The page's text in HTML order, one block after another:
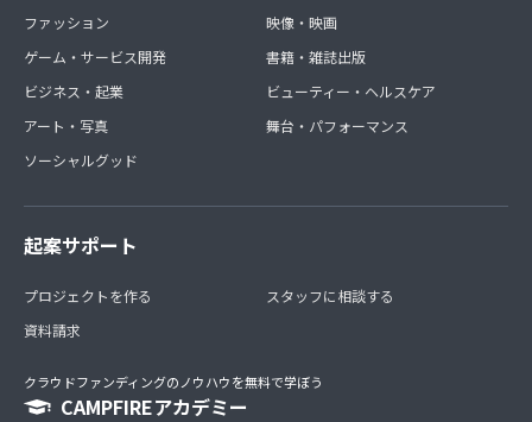
ファッション
ゲーム・サービス開発
ビジネス・起業
アート・写真
ソーシャルグッド
映像・映画
書籍・雑誌出版
ビューティー・ヘルスケア
舞台・パフォーマンス
起案サポート
プロジェクトを作る
資料請求
スタッフに相談する
クラウドファンディングのノウハウを無料で学ぼう
CAMPFIREアカデミー